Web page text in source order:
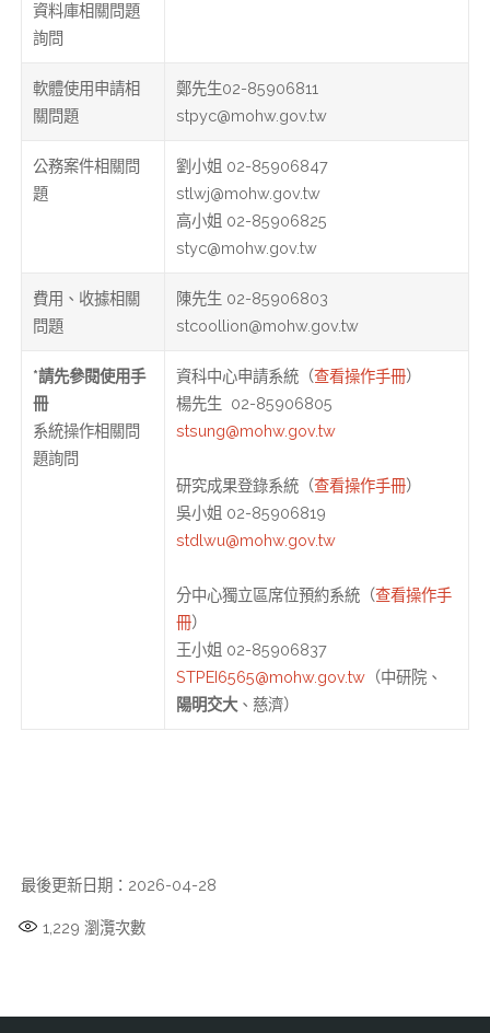
資料庫相關問題
詢問
軟體使用申請相
關問題
鄭先生02-85906811
stpyc@mohw.gov.tw
公務案件相關問
題
劉小姐 02-85906847
stlwj@mohw.gov.tw
高小姐 02-85906825
styc@mohw.gov.tw
費用、收據相關
問題
陳先生 02-85906803
stcoollion@mohw.gov.tw
*請先參閱使用手
冊
系統操作相關問
題詢問
資科中心申請系統（查看操作手冊）
楊先生 02-85906805
stsung@mohw.gov.tw
研究成果登錄系統（查看操作手冊）
吳小姐 02-85906819
stdlwu@mohw.gov.tw
分中心獨立區席位預約系統（查看操作手
冊）
王小姐 02-85906837
STPEI6565@mohw.gov.tw （中研院、
陽明交大 、慈濟）
最後更新日期：2026-04-28
1,229 瀏灠次數